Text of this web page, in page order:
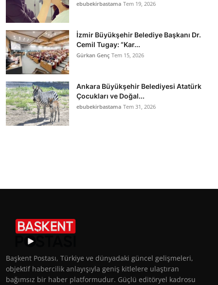
ebubekirbastama Tem 19, 2026
İzmir Büyükşehir Belediye Başkanı Dr.
Cemil Tugay: “Kar...
Gürkan Genç Tem 15, 2026
Ankara Büyükşehir Belediyesi Atatürk
Çocukları ve Doğal...
ebubekirbastama Tem 31, 2026
Başkent Postası, Türkiye ve dünyadaki güncel gelişmeleri,
objektif habercilik anlayışıyla geniş kitlelere ulaştıran
bağımsız bir haber platformudur. Güçlü editöryel kadrosu